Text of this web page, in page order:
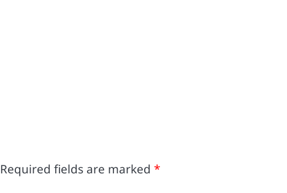
Required fields are marked *